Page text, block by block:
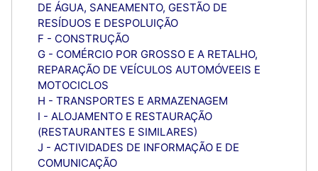
DE ÁGUA, SANEAMENTO, GESTÃO DE
RESÍDUOS E DESPOLUIÇÃO
F - CONSTRUÇÃO
G - COMÉRCIO POR GROSSO E A RETALHO,
REPARAÇÃO DE VEÍCULOS AUTOMÓVEEIS E
MOTOCICLOS
H - TRANSPORTES E ARMAZENAGEM
I - ALOJAMENTO E RESTAURAÇÃO
(RESTAURANTES E SIMILARES)
J - ACTIVIDADES DE INFORMAÇÃO E DE
COMUNICAÇÃO